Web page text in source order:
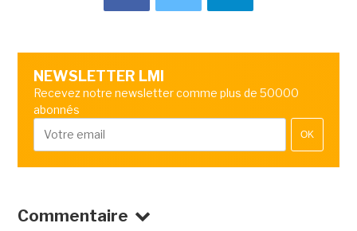
NEWSLETTER LMI
Recevez notre newsletter comme plus de 50000
abonnés
OK
Commentaire